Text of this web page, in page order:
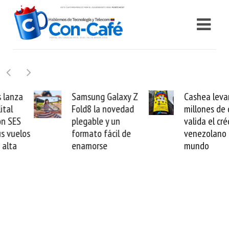
Samsung Galaxy Z
Fold8 la novedad
plegable y un
formato fácil de
enamorse
Cashea levanta 100
millones de dólares y
valida el crédito del
venezolano ante el